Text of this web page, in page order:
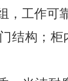
，工作可
结构；